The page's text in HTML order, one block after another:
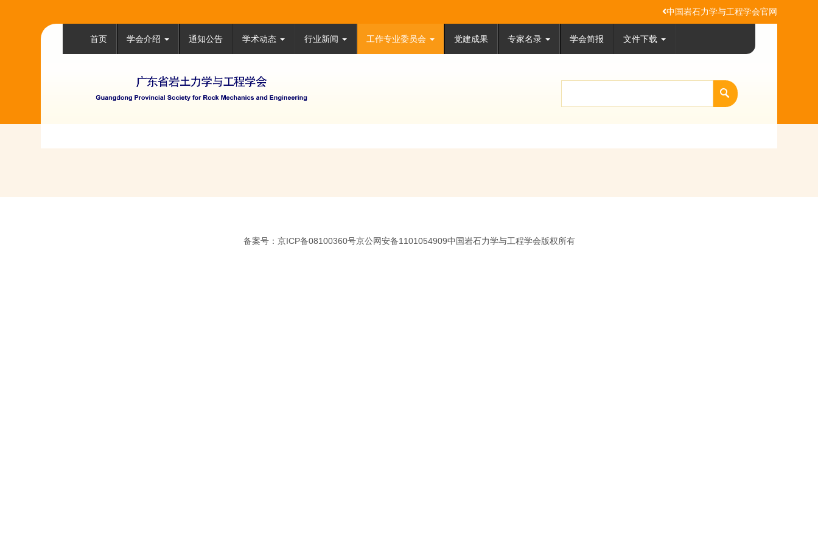
中国岩石力学与工程学会官网
首页 学会介绍 通知公告 学术动态 行业新闻 工作专业委员会 党建成果 专家名录 学会简报 文件下载
备案号：京ICP备08100360号京公网安备1101054909中国岩石力学与工程学会版权所有